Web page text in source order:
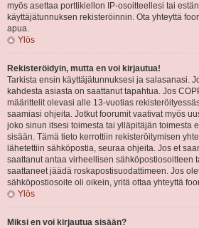
myös asettaa porttikiellon IP-osoitteellesi tai
käyttäjätunnuksen rekisteröinnin. Ota yhteyttä
apua.
Ylös
Rekisteröidyin, mutta en voi kirjautua!
Tarkista ensin käyttäjätunnuksesi ja salasanasi.
kahdesta asiasta on saattanut tapahtua. Jos
määrittelit olevasi alle 13-vuotias
saamiasi ohjeita. Jotkut foorumit vaativat myös
joko sinun itsesi toimesta tai ylläpitäjän toimesta
sisään. Tämä tieto kerrottiin rekisteröitymisen
lähetettiin sähköpostia, seuraa ohjeita. Jos et
saattanut antaa virheellisen sähköpostiosoitteen
saattaneet jäädä roskapostisuodattimeen. Jos
sähköpostiosoite oli oikein, yritä ottaa yhteyttä
Ylös
Miksi en voi kirjautua sisään?